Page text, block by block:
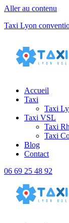
Aller au contenu
Taxi Lyon
Accueil
Taxi
Taxi
Taxi VSL
Taxi
Taxi
Blog
Contact
06 69 25 48 92